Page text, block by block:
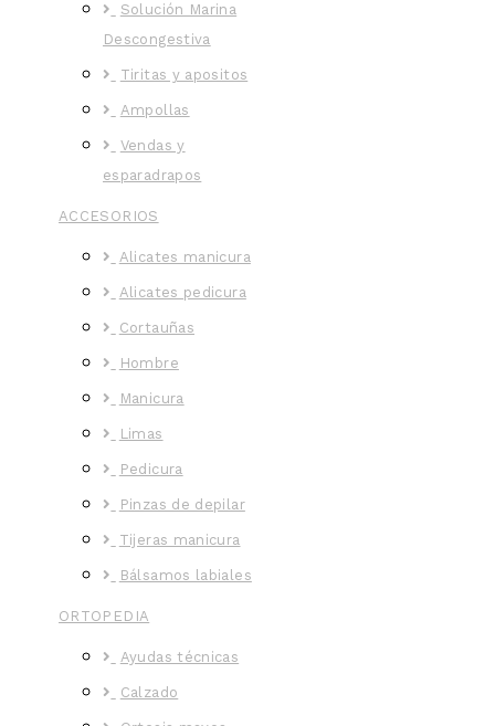
Solución Marina
Descongestiva
Tiritas y apositos
Ampollas
Vendas y
esparadrapos
ACCESORIOS
Alicates manicura
Alicates pedicura
Cortauñas
Hombre
Manicura
Limas
Pedicura
Pinzas de depilar
Tijeras manicura
Bálsamos labiales
ORTOPEDIA
Ayudas técnicas
Calzado